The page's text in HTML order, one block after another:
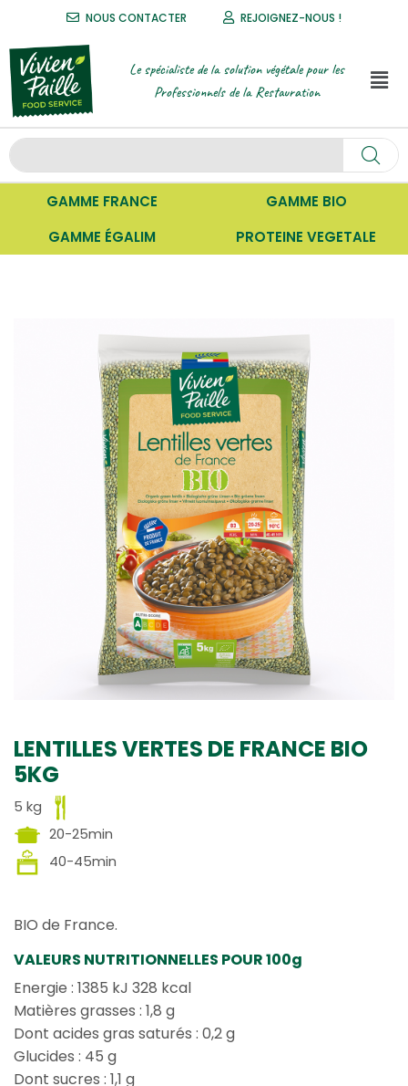
NOUS CONTACTER REJOIGNEZ-NOUS !
Le spécialiste de la solution végétale pour les
Professionnels de la Restauration
GAMME FRANCE
GAMME BIO
GAMME ÉGALIM
PROTEINE VEGETALE
LENTILLES VERTES DE FRANCE BIO
5KG
5 kg
20-25min
40-45min
BIO de France.
VALEURS NUTRITIONNELLES POUR 100g
Energie : 1385 kJ 328 kcal
Matières grasses : 1,8 g
Dont acides gras saturés : 0,2 g
Glucides : 45 g
Dont sucres : 1,1 g